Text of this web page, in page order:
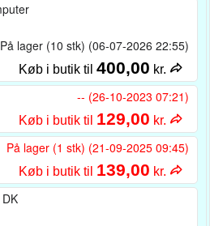
På lager (10 stk) (06-07-2026 22:55)
Køb i butik til 400,00 kr.
-- (26-10-2023 07:21)
Køb i butik til 129,00 kr.
På lager (1 stk) (21-09-2025 09:45)
Køb i butik til 139,00 kr.